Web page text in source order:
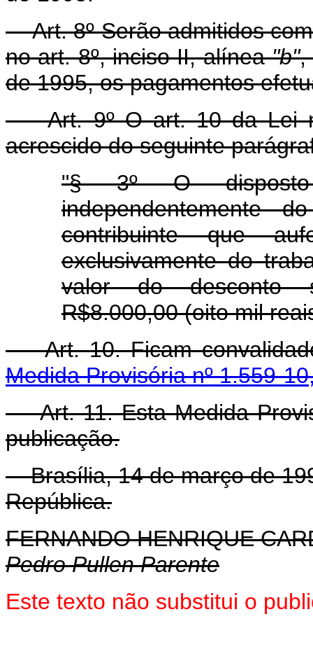
Art. 8º Serão admitidos
no art. 8º, inciso II, alínea"b",
de 1995, os pagamentos
Art. 9º O art. 10 da Lei
acrescido do seguinte
"§ 3º O disposto
independentemente
contribuinte que
exclusivamente do
valor do desconto
R$8.000,00 (oito mil
Art. 10. Ficam
Medida Provisória nº 1.559-
Art. 11. Esta Medida
publicação.
Brasília, 14 de março de
República.
FERNANDO HENRIQUE
Pedro Pullen Parente
Este texto não substitui o